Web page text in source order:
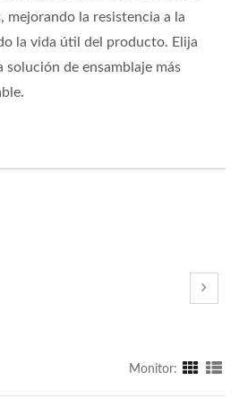
mejorando la resistencia a la
la vida útil del producto. Elija
de ensamblaje más
Monitor: